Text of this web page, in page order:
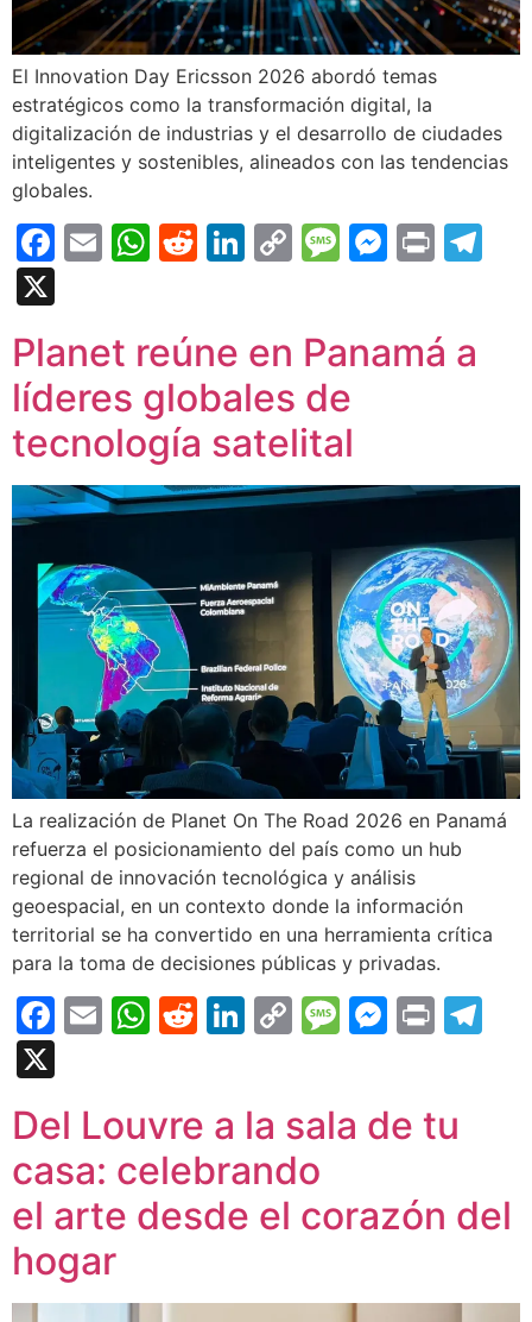
El Innovation Day Ericsson 2026 abordó temas
estratégicos como la transformación digital, la
digitalización de industrias y el desarrollo de ciudades
inteligentes y sostenibles, alineados con las tendencias
globales.
Facebook
EmailWhatsApp
Reddit
LinkedIn
CopyMessage
Print
Planet reúne en Panamá a
líderes globales de
tecnología satelital
La realización de Planet On The Road 2026 en Panamá
refuerza el posicionamiento del país como un hub
regional de innovación tecnológica y análisis
geoespacial, en un contexto donde la información
territorial se ha convertido en una herramienta crítica
para la toma de decisiones públicas y privadas.
Facebook
EmailWhatsApp
Reddit
LinkedIn
CopyMessage
Print
Del Louvre a la sala de tu
casa: celebrando
el arte desde el corazón del
hogar